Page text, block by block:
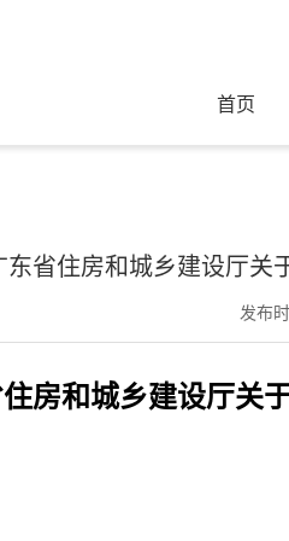
首页
东省住房和城乡建设厅关
发布
房和城乡建设厅关